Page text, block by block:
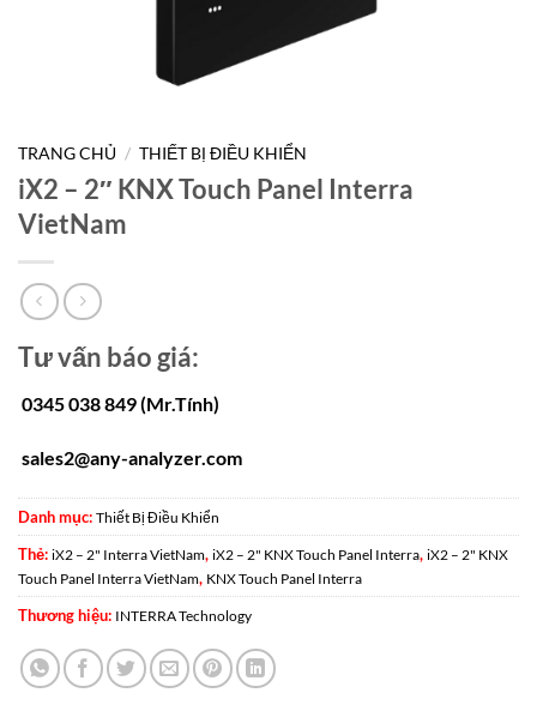
TRANG CHỦ / THIẾT BỊ ĐIỀU KHIỂN
iX2 – 2″ KNX Touch Panel Interra
VietNam
Tư vấn báo giá:
0345 038 849 (Mr.Tính)
sales2@any-analyzer.com
Danh mục: Thiết Bị Điều Khiển
Thẻ: iX2 – 2" Interra VietNam, iX2 – 2" KNX Touch Panel Interra, iX2 – 2" KNX
Touch Panel Interra VietNam, KNX Touch Panel Interra
Thương hiệu: INTERRA Technology